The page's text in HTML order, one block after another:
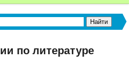
по литературе